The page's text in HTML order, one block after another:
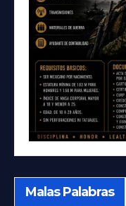
Malas Palabras